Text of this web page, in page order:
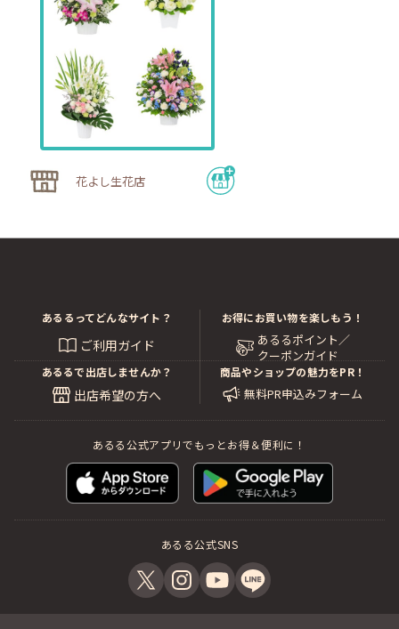
花よし生花店
あるるってどんなサイト？
ご利用ガイド
お得にお買い物を楽しもう！
あるるポイント／
クーポンガイド
あるるで出店しませんか？
出店希望の方へ
商品やショップの魅力をPR！
無料PR申込みフォーム
あるる公式アプリでもっとお得＆便利に！
あるる公式SNS